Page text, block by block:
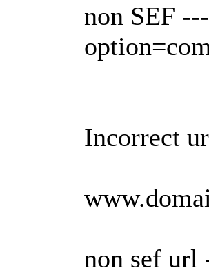
non SEF
Incorrect
non sef url